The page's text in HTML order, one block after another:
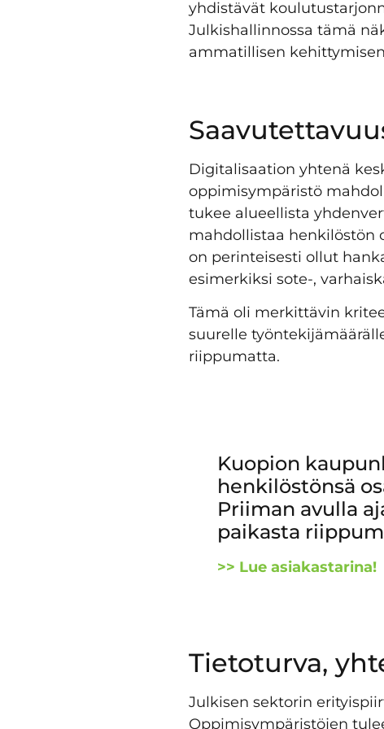
yhdistävät
Julkishallinnossa tämä
ammatillisen
Digitalisaation yhtenä
oppimisympäristö
tukee alueellista
mahdollistaa henkilöstön
on perinteisesti ollut
esimerkiksi sote-,
Tämä oli merkittävin
suurelle
riippumatta.
Kuopion
henkilöstönsä
Priiman avulla
paikasta
>> Lue asiakastarina!
Tietoturva,
Julkisen sektorin
Oppimisympäristöjen